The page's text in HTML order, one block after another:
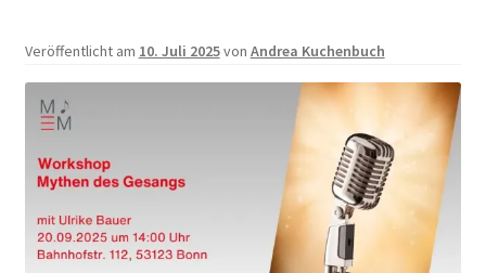
Veröffentlicht am 10. Juli 2025von Andrea Kuchenbuch